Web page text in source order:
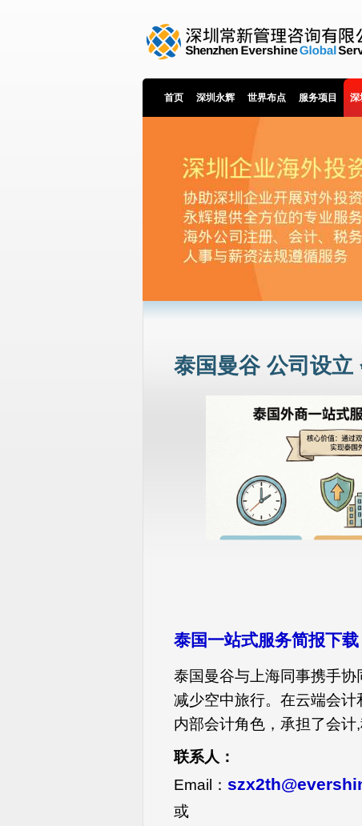
首页 深圳永辉 世界布点 服务项目 深
泰国曼谷 公司设立
泰国一站式服务简报下载
泰国曼谷与上海同事携手协
减少空中旅行。在云端会
内部会计角色，承担了会计
联系人：
Email：
或